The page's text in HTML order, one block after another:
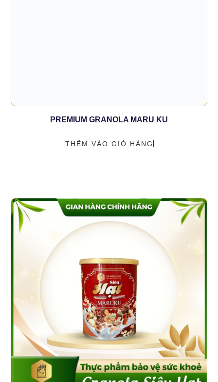
PREMIUM GRANOLA MARU KU
THÊM VÀO GIỎ HÀNG